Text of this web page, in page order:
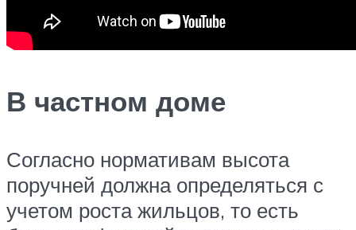
В частном доме
Согласно нормативам высота
поручней должна определяться с
учетом роста жильцов, то есть